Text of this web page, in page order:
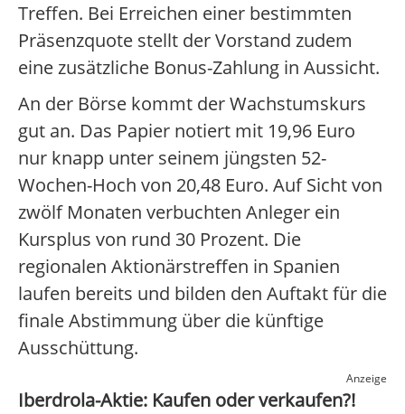
Treffen. Bei Erreichen einer bestimmten
Präsenzquote stellt der Vorstand zudem
eine zusätzliche Bonus-Zahlung in Aussicht.
An der Börse kommt der Wachstumskurs
gut an. Das Papier notiert mit 19,96 Euro
nur knapp unter seinem jüngsten 52-
Wochen-Hoch von 20,48 Euro. Auf Sicht von
zwölf Monaten verbuchten Anleger ein
Kursplus von rund 30 Prozent. Die
regionalen Aktionärstreffen in Spanien
laufen bereits und bilden den Auftakt für die
finale Abstimmung über die künftige
Ausschüttung.
Anzeige
Iberdrola-Aktie: Kaufen oder verkaufen?!